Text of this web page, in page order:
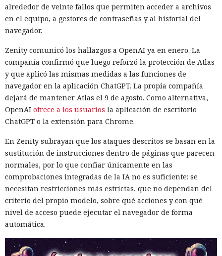
alrededor de veinte fallos que permiten acceder a archivos
en el equipo, a gestores de contraseñas y al historial del
navegador.
Zenity comunicó los hallazgos a OpenAI ya en enero. La
compañía confirmó que luego reforzó la protección de Atlas
y que aplicó las mismas medidas a las funciones de
navegador en la aplicación ChatGPT. La propia compañía
dejará de mantener Atlas el 9 de agosto. Como alternativa,
OpenAI ofrece a los usuarios la aplicación de escritorio
ChatGPT o la extensión para Chrome.
En Zenity subrayan que los ataques descritos se basan en la
sustitución de instrucciones dentro de páginas que parecen
normales, por lo que confiar únicamente en las
comprobaciones integradas de la IA no es suficiente: se
necesitan restricciones más estrictas, que no dependan del
criterio del propio modelo, sobre qué acciones y con qué
nivel de acceso puede ejecutar el navegador de forma
automática.